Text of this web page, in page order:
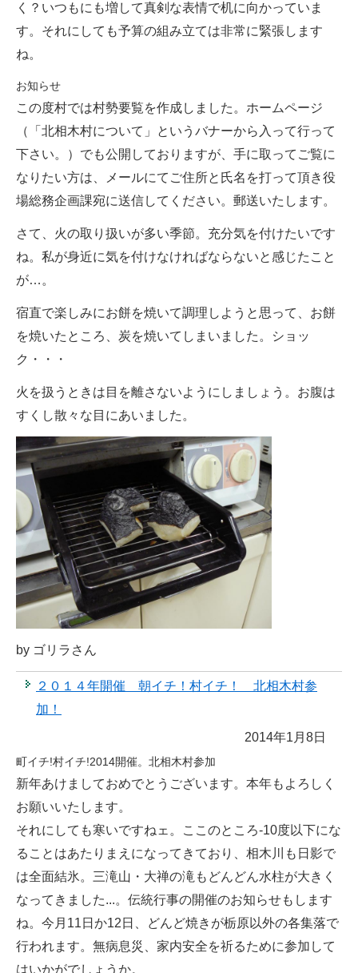
く？いつもにも増して真剣な表情で机に向かっていま
す。それにしても予算の組み立ては非常に緊張します
ね。
お知らせ
この度村では村勢要覧を作成しました。ホームページ
（「北相木村について」というバナーから入って行って
下さい。）でも公開しておりますが、手に取ってご覧に
なりたい方は、メールにてご住所と氏名を打って頂き役
場総務企画課宛に送信してください。郵送いたします。
さて、火の取り扱いが多い季節。充分気を付けたいです
ね。私が身近に気を付けなければならないと感じたこと
が…。
宿直で楽しみにお餅を焼いて調理しようと思って、お餅
を焼いたところ、炭を焼いてしまいました。ショッ
ク・・・
火を扱うときは目を離さないようにしましょう。お腹は
すくし散々な目にあいました。
by ゴリラさん
２０１４年開催 朝イチ！村イチ！ 北相木村参
加！
2014年1月8日
町イチ!村イチ!2014開催。北相木村参加
新年あけましておめでとうございます。本年もよろしく
お願いいたします。
それにしても寒いですねェ。ここのところ-10度以下にな
ることはあたりまえになってきており、相木川も日影で
は全面結氷。三滝山・大禅の滝もどんどん水柱が大きく
なってきました...。伝統行事の開催のお知らせもします
ね。今月11日か12日、どんど焼きが栃原以外の各集落で
行われます。無病息災、家内安全を祈るために参加して
はいかがでしょうか。